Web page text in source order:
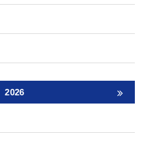
2026